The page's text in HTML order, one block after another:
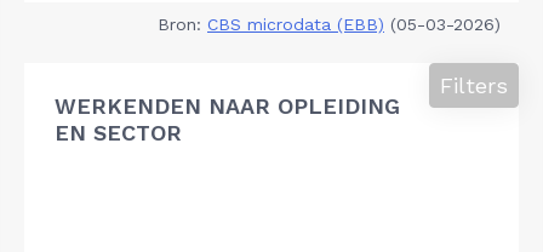
Bron: CBS microdata (EBB) (05-03-2026)
WERKENDEN NAAR OPLEIDING
EN SECTOR
Filters